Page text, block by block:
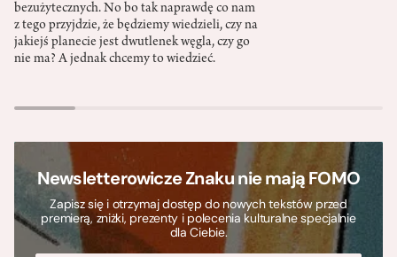
bezużytecznych. No bo tak naprawdę co nam
z tego przyjdzie, że będziemy wiedzieli, czy na
jakiejś planecie jest dwutlenek węgla, czy go
nie ma? A jednak chcemy to wiedzieć.
Newsletterowicze Znaku nie mają FOMO
Zapisz się i otrzymaj dostęp do nowych tekstów przed
premierą, zniżki, prezenty i polecenia kulturalne specjalnie
dla Ciebie.